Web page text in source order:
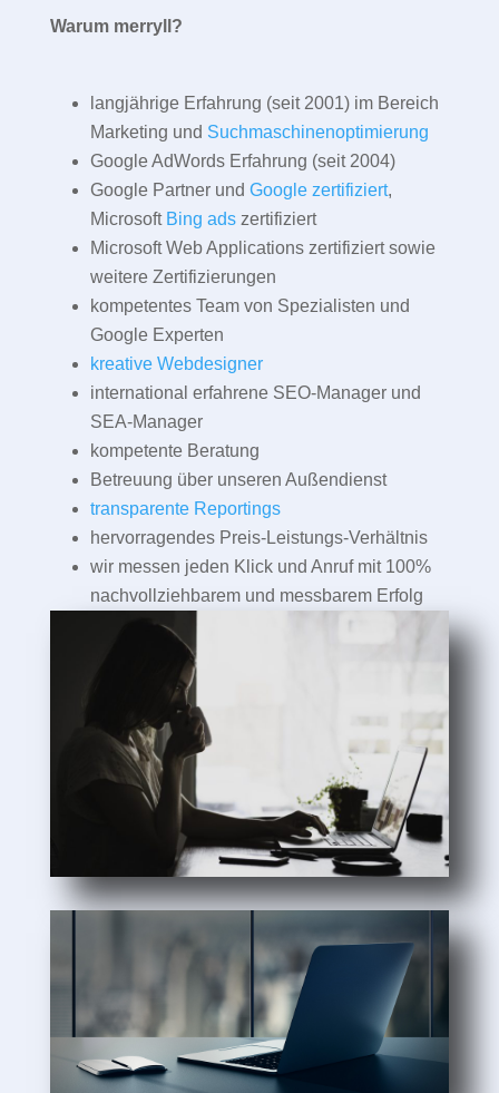
Warum merryll?
langjährige Erfahrung (seit 2001) im Bereich
Marketing und Suchmaschinenoptimierung
Google AdWords Erfahrung (seit 2004)
Google Partner und Google zertifiziert,
Microsoft Bing adszertifiziert
Microsoft Web Applications zertifiziert sowie
weitere Zertifizierungen
kompetentes Team von Spezialisten und
Google Experten
kreative Webdesigner
international erfahrene SEO-Manager und
SEA-Manager
kompetente Beratung
Betreuung über unseren Außendienst
transparente Reportings
hervorragendes Preis-Leistungs-Verhältnis
wir messen jeden Klick und Anruf mit 100%
nachvollziehbarem und messbarem Erfolg